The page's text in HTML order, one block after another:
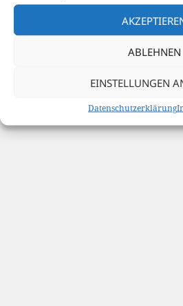
ABLEHNEN
EINSTELLUNGEN
Datenschutzerklärung
Stolz